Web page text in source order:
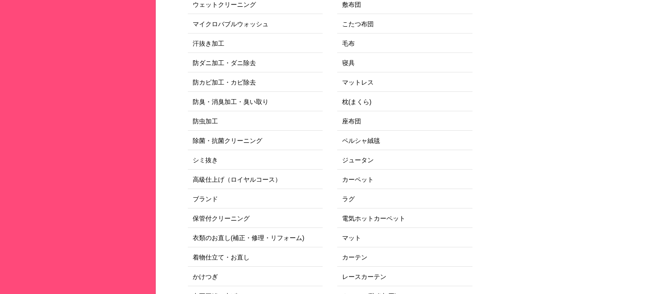
ウェットクリーニング
マイクロバブルウォッシュ
汗抜き加工
防ダニ加工・ダニ除去
防カビ加工・カビ除去
防臭・消臭加工・臭い取り
防虫加工
除菌・抗菌クリーニング
シミ抜き
高級仕上げ（ロイヤルコース）
ブランド
保管付クリーニング
衣類のお直し(補正・修理・リフォーム)
着物仕立て・お直し
かけつぎ
敷布団
こたつ布団
毛布
寝具
マットレス
枕(まくら)
座布団
ペルシャ絨毯
ジュータン
カーペット
ラグ
電気ホットカーペット
マット
カーテン
レースカーテン